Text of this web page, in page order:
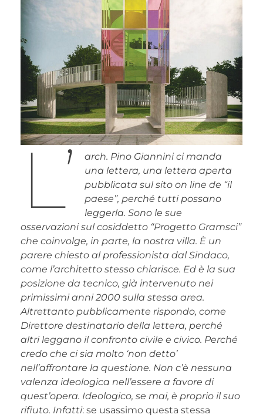
L’
arch. Pino Giannini ci manda
una lettera, una lettera aperta
pubblicata sul sitoon line de “il
paese”, perché tutti possano
leggerla. Sono le sue
osservazioni sul cosiddetto “Progetto Gramsci”
che coinvolge, in parte, la nostra villa. È un
parere chiesto al professionista dal Sindaco,
come l’architetto stesso chiarisce. Ed è la sua
posizione da tecnico, già intervenuto nei
primissimi anni 2000 sulla stessa area.
Altrettanto pubblicamente rispondo, come
Direttore destinatario della lettera, perché
altri leggano il confronto civile e civico. Perché
credo che ci sia molto ‘non detto’
nell’affrontare la questione. Non c’è nessuna
valenza ideologica nell’essere a favore di
quest’opera. Ideologico, se mai, è proprio il suo
rifiuto. Infatti: se usassimo questa stessa